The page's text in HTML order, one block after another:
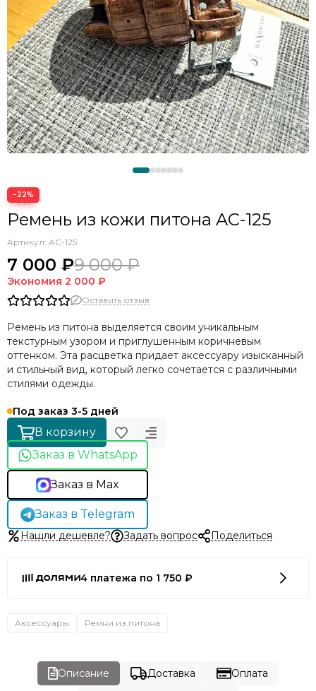
−22%
Ремень из кожи питона AC-125
Артикул: AC-125
7 000 ₽9 000 ₽
Экономия 2 000 ₽
Оставить отзыв
Ремень из питона выделяется своим уникальным
текстурным узором и приглушенным коричневым
оттенком. Эта расцветка придает аксессуару изысканный
и стильный вид, который легко сочетается с различными
стилями одежды.
Под заказ 3-5 дней
В корзину
Заказ в WhatsApp
Заказ в Max
Заказ в Telegram
Нашли дешевле? Задать вопрос Поделиться
4 платежа по 1 750 ₽
Аксессуары Ремни из питона
Описание Доставка
Оплата